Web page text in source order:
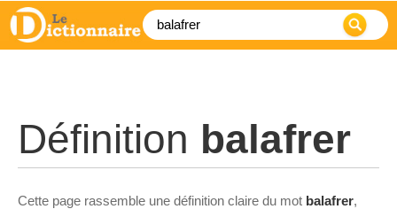
Définition balafrer
Cette page rassemble une définition claire du mot balafrer,